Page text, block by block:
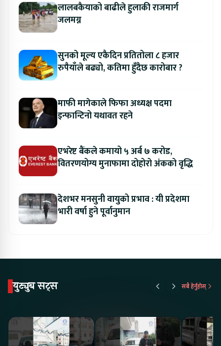
लालबकैयाको बाढीले हुलाकी राजमार्ग
जलमग्न
सुनको मूल्य एकैदिन प्रतितोला ८ हजार
रुपैयाँले बढ्यो, कतिमा हुँदैछ कारोबार ?
माफी मागेकाले फिफा अध्यक्ष पदमा
इन्फान्टिनो यथावत रहने
एभरेष्ट बैंकले कमायो ५ अर्ब ७ करोड,
वितरणयोग्य मुनाफामा दोहोरो अंकको वृद्धि
देशभर मनसुनी वायुको प्रभाव : यी प्रदेशमा
भारी वर्षा हुने पूर्वानुमान
युट्युब सट्स सबै हेर्नुहोस्